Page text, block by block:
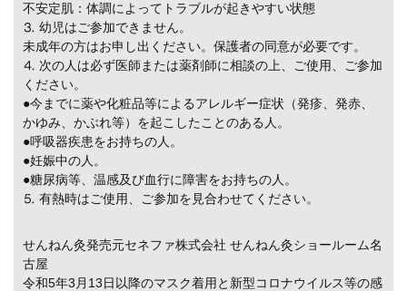
不安定肌：体調によってトラブルが起きやすい状態
⒊ 幼児はご参加できません。
未成年の方はお申し出ください。保護者の同意が必要です。
⒋ 次の人は必ず医師または薬剤師に相談の上、ご使用、ご参加
ください。
●今までに薬や化粧品等によるアレルギー症状（発疹、発赤、
かゆみ、かぶれ等）を起こしたことのある人。
●呼吸器疾患をお持ちの人。
●妊娠中の人。
●糖尿病等、温感及び血行に障害をお持ちの人。
⒌ 有熱時はご使用、ご参加を見合わせてください。
せんねん灸発売元セネファ株式会社 せんねん灸ショールーム名
古屋
令和5年3月13日以降のマスク着用と新型コロナウイルス等の感